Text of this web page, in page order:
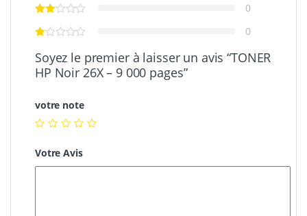
0
0
Soyez le premier à laisser un avis “TONER
HP Noir 26X – 9 000 pages”
votre note
Votre Avis